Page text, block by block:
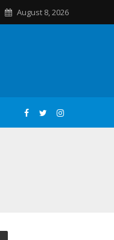
August 8, 2026